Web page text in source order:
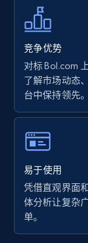
Walmart -
URL, Final
Specifications,
more.
5.6K+
using specific
URL, Final
more.
竞争优势
对标 Bol.com
了解市场动态
台中保持领先。
易于使用
凭借直观界面
体分析让复杂
单。